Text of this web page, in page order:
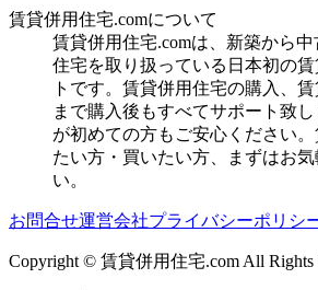
賃貸併用住宅.comについて
賃貸併用住宅.comは、新築から
住宅を取り扱っている日本初の
トです。賃貸併用住宅の購入、
まで購入後もすべてサポート致
が初めての方もご安心ください
たい方・買いたい方、まずはお
い。
お問合せ運営会社プライバシーポリシ
Copyright © 賃貸併用住宅.com All Rights